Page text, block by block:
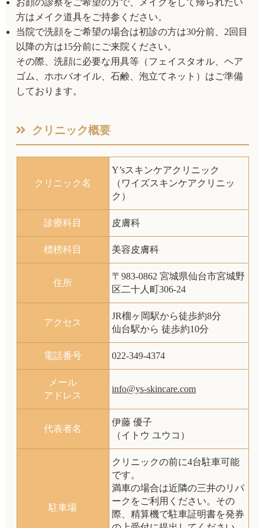
お顔の診察をご希望の方で、メイクをして帰られたい
方はメイク道具をご持参ください。
当院で洗顔をご希望の場合は初診の方は30分前、2回目
以降の方は15分前にご来院ください。
その際、洗顔に必要な用具等（フェイスタオル、ヘア
ゴム、ホホバオイル、石鹸、泡立てネット）はご準備
しております。
クリニック概要
クリニック名
Y’sスキンケアクリニック
（ワイズスキンケアクリニッ
ク）
診療科目 皮膚科
標榜科目 美容皮膚科
住所
〒983-0862 宮城県仙台市宮城野
区二十人町306-24
アクセス
JR榴ヶ岡駅から徒歩約8分
仙台駅から 徒歩約10分
電話番号 022-349-4374
メール
アドレス
info@ys-skincare.com
代表者名
伊藤 優子
（イトウ ユウコ）
駐車場
クリニックの前に4台駐車可能
です。
満車の場合は近隣の三井のリパ
ークをご利用ください。その
際、精算機で駐車証明書を発券